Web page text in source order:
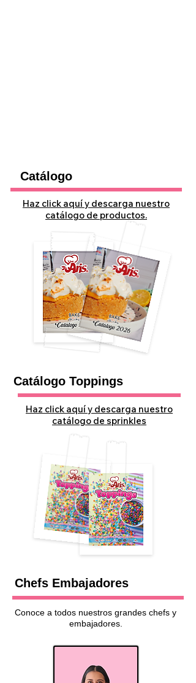
Catálogo
Haz click aquí y descarga nuestro
catálogo de productos.
Catálogo Toppings
Haz click aquí y descarga nuestro
catálogo de sprinkles
Chefs Embajadores
Conoce a todos nuestros grandes chefs y
embajadores.